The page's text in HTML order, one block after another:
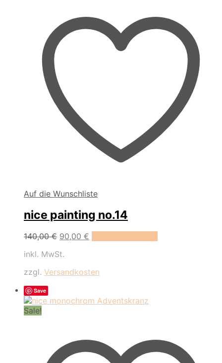
Auf die Wunschliste
nice painting no.14
140,00€ Ursprünglicher
war:
90,00 €
inkl. MwSt.
zzgl. Versandkosten
Save
Sale!